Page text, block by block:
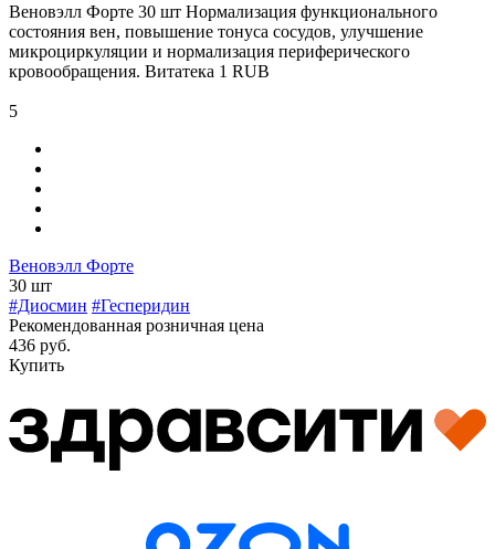
Веновэлл Форте 30 шт Нормализация функционального
состояния вен, повышение тонуса сосудов, улучшение
микроциркуляции и нормализация периферического
кровообращения. Витатека 1 RUB
5
Веновэлл Форте
30 шт
#Диосмин #Гесперидин
Рекомендованная розничная цена
436 руб.
Купить